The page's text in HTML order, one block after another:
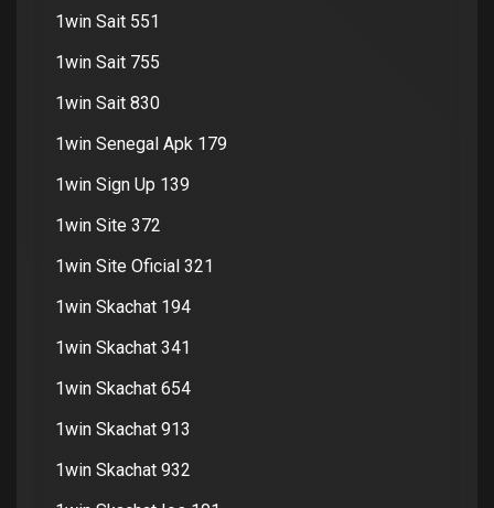
1win Sait 551
1win Sait 755
1win Sait 830
1win Senegal Apk 179
1win Sign Up 139
1win Site 372
1win Site Oficial 321
1win Skachat 194
1win Skachat 341
1win Skachat 654
1win Skachat 913
1win Skachat 932